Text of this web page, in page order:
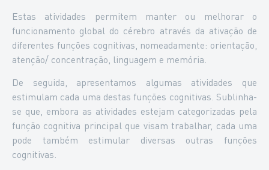
Estas atividades permitem manter ou melhorar o
funcionamento global do cérebro através da ativação de
diferentes funções cognitivas, nomeadamente: orientação,
atenção/ concentração, linguagem e memória.
De seguida, apresentamos algumas atividades que
estimulam cada uma destas funções cognitivas. Sublinha-
se que, embora as atividades estejam categorizadas pela
função cognitiva principal que visam trabalhar, cada uma
pode também estimular diversas outras funções
cognitivas.